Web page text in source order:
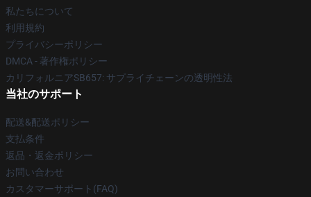
私たちについて
利用規約
プライバシーポリシー
DMCA - 著作権ポリシー
カリフォルニアSB657: サプライチェーンの透明性法
当社のサポート
配送&配送ポリシー
支払条件
返品・返金ポリシー
お問い合わせ
カスタマーサポート(FAQ)